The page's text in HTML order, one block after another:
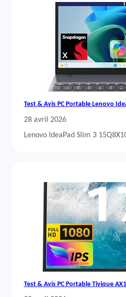
Test & Avis PC Portable Lenovo
28 avril 2026
Lenovo IdeaPad Slim 3
Test & Avis PC Portable Tivique